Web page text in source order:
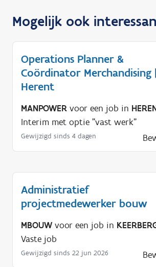
Mogelijk ook
Operations Planner &
Coördinator Merchandising |
Herent
MANPOWER voor een job in
Interim met optie "vast werk"
Gewijzigd sinds 4 dagen
Administratief
projectmedewerker bouw
MBOUW voor een job in
Vaste job
Gewijzigd sinds 22 jun 2026